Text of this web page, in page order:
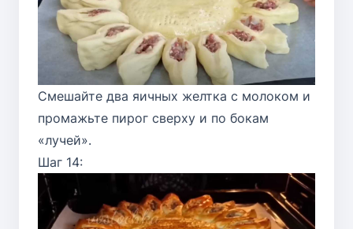
Смешайте два яичных желтка с молоком и
промажьте пирог сверху и по бокам
«лучей».
Шаг 14: